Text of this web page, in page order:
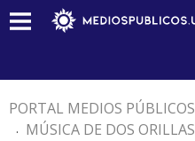
PORTAL MEDIOS PÚBLICOS
. MÚSICA DE DOS ORILLAS